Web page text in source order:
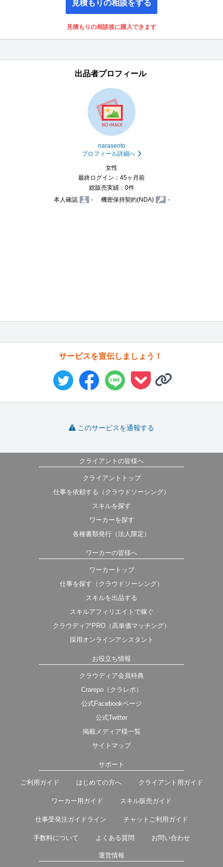
見積もりの相談をする
見積もりの相談後に購入できます
出品者プロフィール
narasento
プロフィール詳細へ
女性
最終ログイン：45ヶ月前
総販売実績：0件
本人確認
- 機密保持契約(NDA) -
サービスを宣伝しましょう！
このサービスを通報する
クライアントの皆様へ
クライアントトップ
仕事を依頼する（クラウドソーシング）
スキルを探す
ワーカーを探す
各種書類発行（法人限定）
ワーカーの皆様へ
ワーカートップ
仕事を探す（クラウドソーシング）
スキルを出品する
スキルアフィリエイトで稼ぐ
クラウディアPRO（高単価マッチング）
採用オンラインアシスタント
お役立ち情報
クラウディア会員特典
Crarepo（クラレポ）
公式Facebookページ
公式Twitter
掲載メディア様一覧
サイトマップ
サポート
ご利用ガイド はじめての方へ クライアント用ガイド
ワーカー用ガイド スキル販売ガイド
仕事受発注ガイドライン チャットご利用ガイド
手数料について よくある質問 お問い合わせ
運営情報